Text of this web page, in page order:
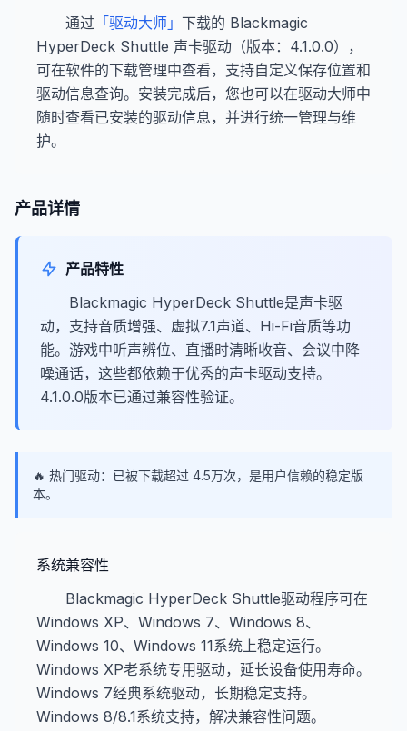
通过 「驱动大师」 下载的 Blackmagic
HyperDeck Shuttle 声卡驱动（版本：4.1.0.0），
可在软件的下载管理中查看，支持自定义保存位置和
驱动信息查询。安装完成后，您也可以在驱动大师中
随时查看已安装的驱动信息，并进行统一管理与维
护。
产品详情
产品特性
Blackmagic HyperDeck Shuttle是声卡驱
动，支持音质增强、虚拟7.1声道、Hi-Fi音质等功
能。游戏中听声辨位、直播时清晰收音、会议中降
噪通话，这些都依赖于优秀的声卡驱动支持。
4.1.0.0版本已通过兼容性验证。
🔥 热门驱动：已被下载超过 4.5万次，是用户信赖的稳定版
本。
系统兼容性
Blackmagic HyperDeck Shuttle驱动程序可在
Windows XP、Windows 7、Windows 8、
Windows 10、Windows 11系统上稳定运行。
Windows XP老系统专用驱动，延长设备使用寿命。
Windows 7经典系统驱动，长期稳定支持。
Windows 8/8.1系统支持，解决兼容性问题。